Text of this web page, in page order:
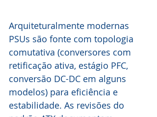
Arquiteturalmente modernas
PSUs são fonte com topologia
comutativa (conversores com
retificação ativa, estágio PFC,
conversão DC-DC em alguns
modelos) para eficiência e
estabilidade. As revisões do